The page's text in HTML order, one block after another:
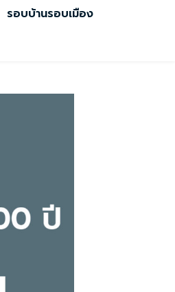
รอบบ้านรอบเมือง